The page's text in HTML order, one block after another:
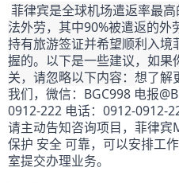
菲律宾是全球机场遣返率最
法外劳，其中90%被遣返的
持有旅游签证并希望顺利入
握的。以下是一些建议，如
关，请忽略以下内容： 想了解
我们，微信：BGC998 电报
0912-222 电话：0912-0912-
请主动告知咨询项目，菲律宾
保护 安全 可靠，可以安排工
室提交办理业务。